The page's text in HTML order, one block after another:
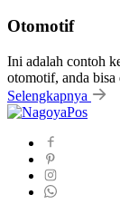
Otomotif
Ini adalah contoh
otomotif, anda bisa
Selengkapnya